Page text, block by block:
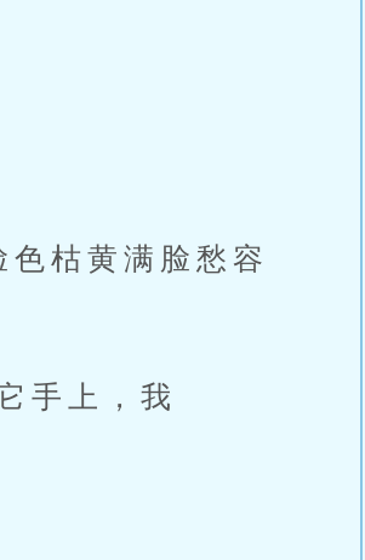
枯黄满脸愁容
手上，我